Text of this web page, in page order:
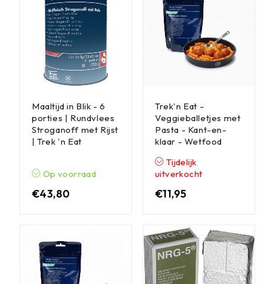
Maaltijd in Blik - 6
porties | Rundvlees
Stroganoff met Rijst
| Trek 'n Eat
Op voorraad
€43,80
Trek'n Eat -
Veggieballetjes met
Pasta - Kant-en-
klaar - Wetfood
Tijdelijk
uitverkocht
€11,95